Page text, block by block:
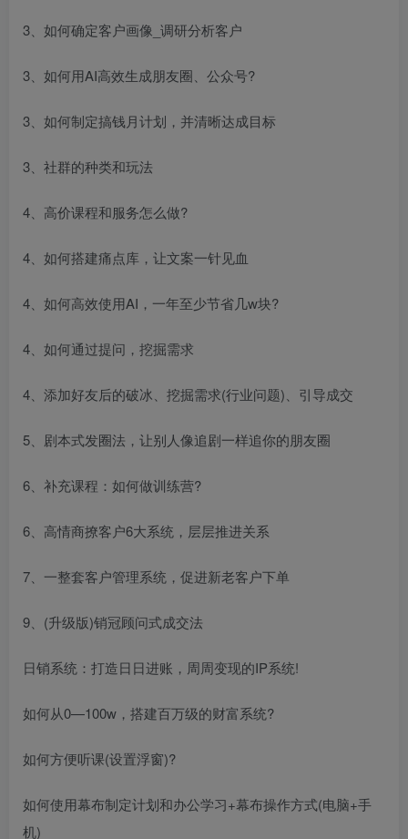
3、如何确定客户画像_调研分析客户
3、如何用AI高效生成朋友圈、公众号?
3、如何制定搞钱月计划，并清晰达成目标
3、社群的种类和玩法
4、高价课程和服务怎么做?
4、如何搭建痛点库，让文案一针见血
4、如何高效使用AI，一年至少节省几w块?
4、如何通过提问，挖掘需求
4、添加好友后的破冰、挖掘需求(行业问题)、引导成交
5、剧本式发圈法，让别人像追剧一样追你的朋友圈
6、补充课程：如何做训练营?
6、高情商撩客户6大系统，层层推进关系
7、一整套客户管理系统，促进新老客户下单
9、(升级版)销冠顾问式成交法
日销系统：打造日日进账，周周变现的IP系统!
如何从0—100w，搭建百万级的财富系统?
如何方便听课(设置浮窗)?
如何使用幕布制定计划和办公学习+幕布操作方式(电脑+手
机)